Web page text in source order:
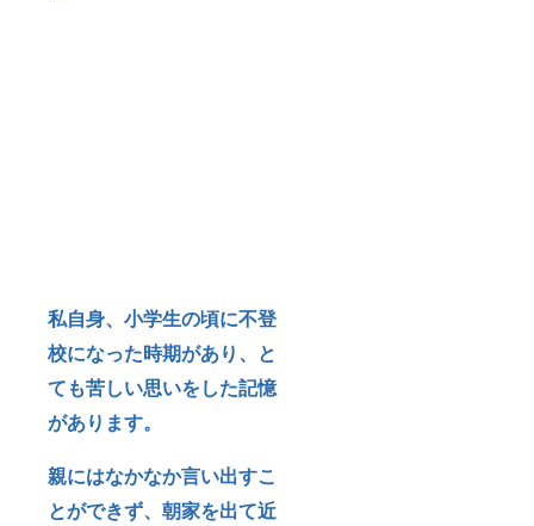
私自身、小学生の頃に不登
校になった時期があり、と
ても苦しい思いをした記憶
があります。
親にはなかなか言い出すこ
とができず、朝家を出て近